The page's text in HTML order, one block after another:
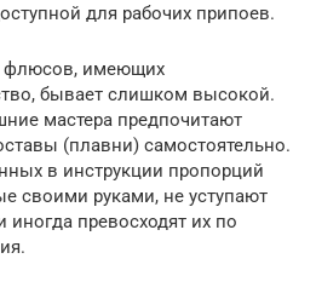
для рабочих припоев.
флюсов, имеющих
бывает слишком высокой.
мастера предпочитают
(плавни) самостоятельно.
в инструкции пропорций
своими руками, не уступают
превосходят их по